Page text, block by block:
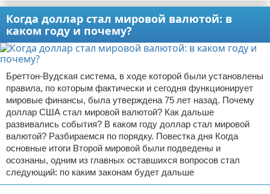
Когда доллар стал мировой валютой: в
каком году и почему?
Бреттон-Вудская система, в ходе которой были установлены
правила, по которым фактически и сегодня функционирует
мировые финансы, была утверждена 75 лет назад. Почему
доллар США стал мировой валютой? Как дальше
развивались события? В каком году доллар стал мировой
валютой? Разбираемся по порядку. Повестка дня Когда
основные итоги Второй мировой были подведены и
осознаны, одним из главных оставшихся вопросов стал
следующий: по каким законам будет дальше